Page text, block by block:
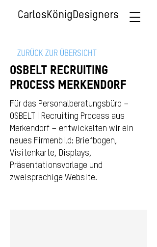
CarlosKönigDesigners
ZURÜCK ZUR ÜBERSICHT
OSBELT RECRUITING
PROCESS MERKENDORF
Für das Personalberatungsbüro –
OSBELT | Recruiting Process aus
Merkendorf – entwickelten wir ein
neues Firmenbild: Briefbogen,
Visitenkarte, Displays,
Präsentationsvorlage und
zweisprachige Website.